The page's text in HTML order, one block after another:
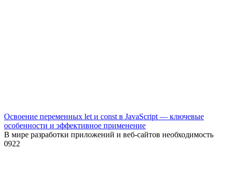
Освоение переменных let и const в JavaScript — ключевые
особенности и эффективное применение
В мире разработки приложений и веб-сайтов необходимость
0922